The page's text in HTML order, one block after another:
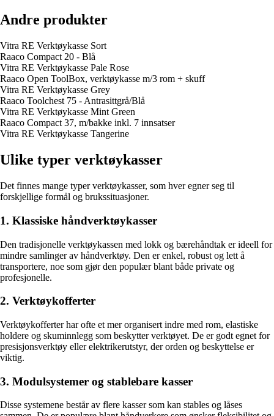
Andre produkter
Vitra RE Verktøykasse Sort
Raaco Compact 20 - Blå
Vitra RE Verktøykasse Pale Rose
Raaco Open ToolBox, verktøykasse m/3 rom + skuff
Vitra RE Verktøykasse Grey
Raaco Toolchest 75 - Antrasittgrå/Blå
Vitra RE Verktøykasse Mint Green
Raaco Compact 37, m/bakke inkl. 7 innsatser
Vitra RE Verktøykasse Tangerine
Ulike typer verktøykasser
Det finnes mange typer verktøykasser, som hver egner seg til
forskjellige formål og brukssituasjoner.
1. Klassiske håndverktøykasser
Den tradisjonelle verktøykassen med lokk og bærehåndtak er ideell for
mindre samlinger av håndverktøy. Den er enkel, robust og lett å
transportere, noe som gjør den populær blant både private og
profesjonelle.
2. Verktøykofferter
Verktøykofferter har ofte et mer organisert indre med rom, elastiske
holdere og skuminnlegg som beskytter verktøyet. De er godt egnet for
presisjonsverktøy eller elektrikerutstyr, der orden og beskyttelse er
viktig.
3. Modulsystemer og stablebare kasser
Disse systemene består av flere kasser som kan stables og låses